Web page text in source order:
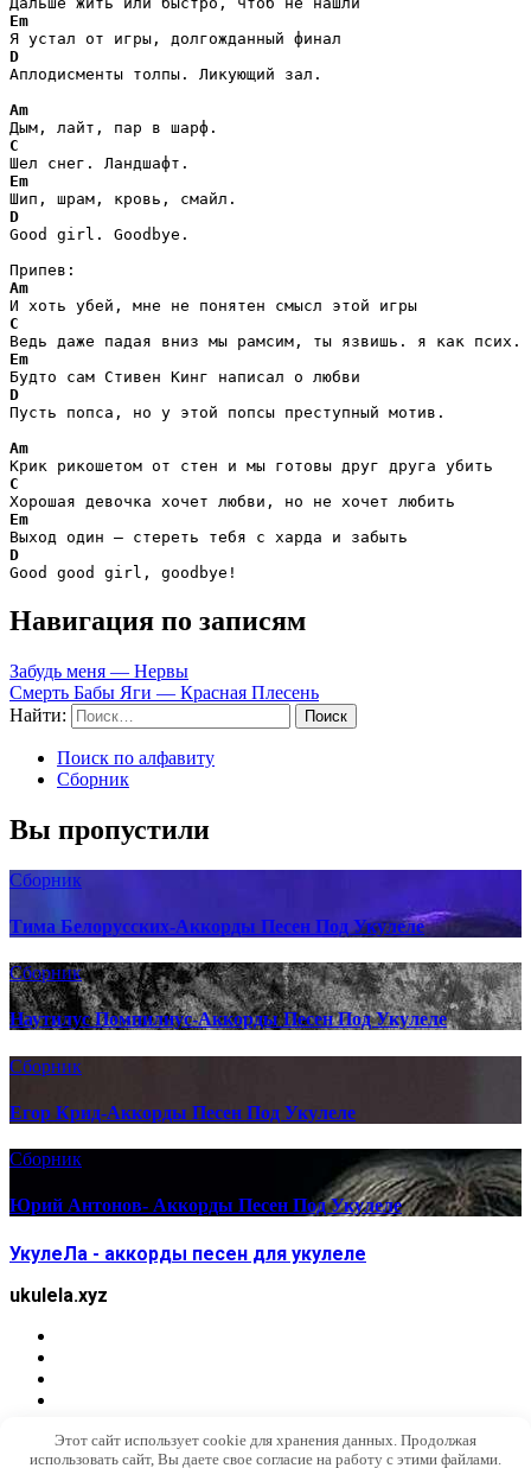
Em
D
Аплодисменты толпы. Ликующий зал.
Am
C
Em
D
Good girl. Goodbye.
Am
C
Em
D
Пусть попса, но у этой попсы преступный мотив.
Am
C
Em
D
Good good girl, goodbye!
Навигация по записям
Забудь меня — Нервы
Смерть Бабы Яги — Красная Плесень
Найти:
Поиск по алфавиту
Сборник
Вы пропустили
Сборник
Тима Белорусских-Аккорды Песен Под Укулеле
Сборник
Наутилус Помпилиус-Аккорды Песен Под Укулеле
Сборник
Егор Крид-Аккорды Песен Под Укулеле
Сборник
Юрий Антонов- Аккорды Песен Под Укулеле
УкулеЛа - аккорды песен для укулеле
ukulela.xyz
Этот сайт использует cookie для хранения данных. Продолжая
использовать сайт, Вы даете свое согласие на работу с этими файлами.